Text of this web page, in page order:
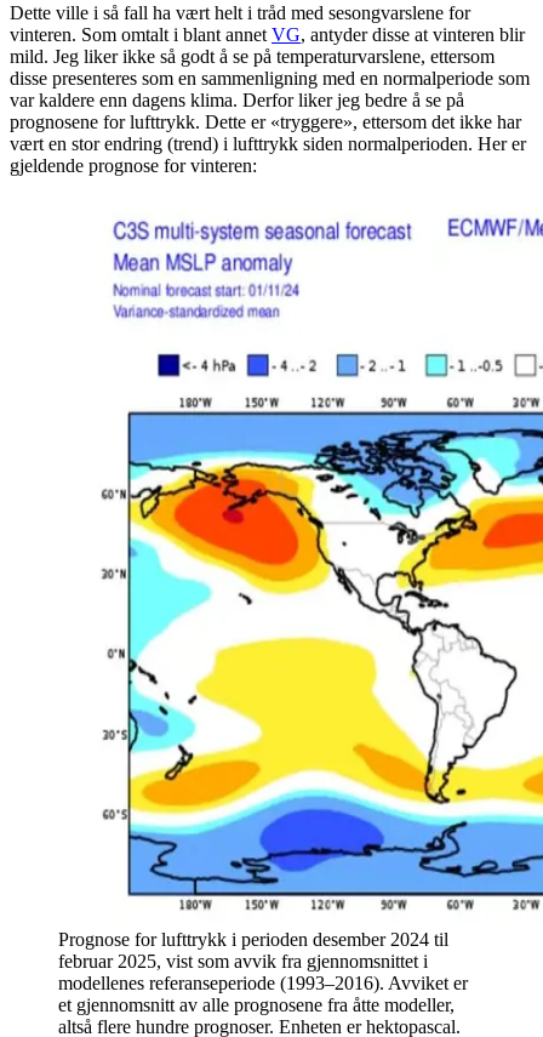
Dette ville i så fall ha vært helt i tråd med sesongvarslene for
vinteren. Som omtalt i blant annet VG, antyder disse at vinteren blir
mild. Jeg liker ikke så godt å se på temperaturvarslene, ettersom
disse presenteres som en sammenligning med en normalperiode som
var kaldere enn dagens klima. Derfor liker jeg bedre å se på
prognosene for lufttrykk. Dette er «tryggere», ettersom det ikke har
vært en stor endring (trend) i lufttrykk siden normalperioden. Her er
gjeldende prognose for vinteren:
Prognose for lufttrykk i perioden desember 2024 til
februar 2025, vist som avvik fra gjennomsnittet i
modellenes referanseperiode (1993–2016). Avviket er
et gjennomsnitt av alle prognosene fra åtte modeller,
altså flere hundre prognoser. Enheten er hektopascal.